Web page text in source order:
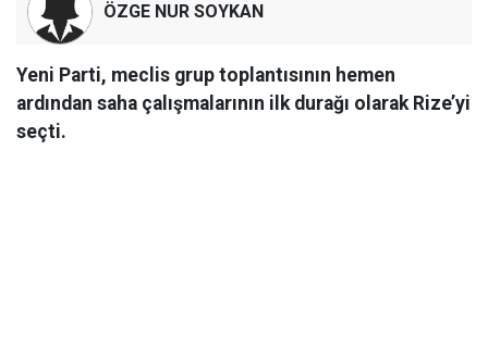
ÖZGE NUR SOYKAN
Yeni Parti, meclis grup toplantısının hemen
ardından saha çalışmalarının ilk durağı olarak Rize’yi
seçti.